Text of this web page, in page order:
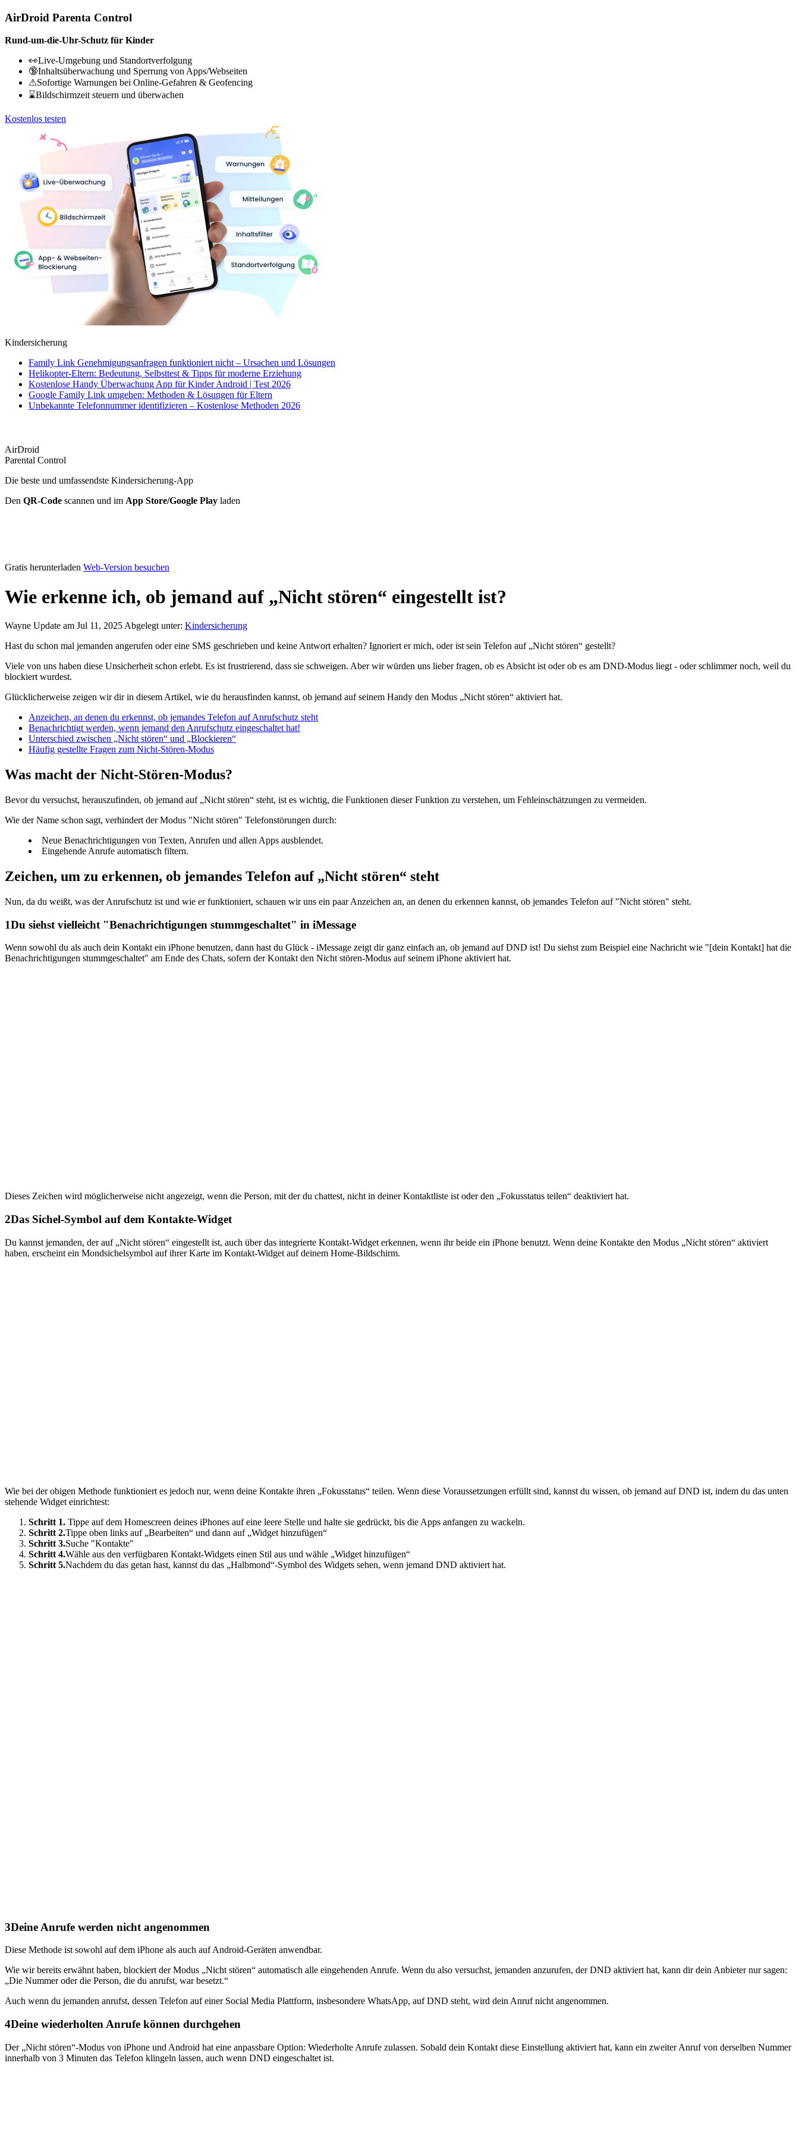
AirDroid Parenta Control
Rund-um-die-Uhr-Schutz für Kinder
👀Live-Umgebung und Standortverfolgung
🔞Inhaltsüberwachung und Sperrung von Apps/Webseiten
⚠Sofortige Warnungen bei Online-Gefahren & Geofencing
⌛Bildschirmzeit steuern und überwachen
Kostenlos testen
Kindersicherung
Family Link Genehmigungsanfragen funktioniert nicht – Ursachen und Lösungen
Helikopter-Eltern: Bedeutung, Selbsttest & Tipps für moderne Erziehung
Kostenlose Handy Überwachung App für Kinder Android | Test 2026
Google Family Link umgehen: Methoden & Lösungen für Eltern
Unbekannte Telefonnummer identifizieren – Kostenlose Methoden 2026
AirDroid
Parental Control
Die beste und umfassendste Kindersicherung-App
Den QR-Code scannen und im App Store/Google Play laden
Gratis herunterladen Web-Version besuchen
Wie erkenne ich, ob jemand auf „Nicht stören“ eingestellt ist?
Wayne Update am Jul 11, 2025 Abgelegt unter: Kindersicherung
Hast du schon mal jemanden angerufen oder eine SMS geschrieben und keine Antwort erhalten? Ignoriert er mich, oder ist sein Telefon auf „Nicht stören“ gestellt?
Viele von uns haben diese Unsicherheit schon erlebt. Es ist frustrierend, dass sie schweigen. Aber wir würden uns lieber fragen, ob es Absicht ist oder ob es am DND-Modus liegt - oder schlimmer noch, weil du
blockiert wurdest.
Glücklicherweise zeigen wir dir in diesem Artikel, wie du herausfinden kannst, ob jemand auf seinem Handy den Modus „Nicht stören“ aktiviert hat.
Anzeichen, an denen du erkennst, ob jemandes Telefon auf Anrufschutz steht
Benachrichtigt werden, wenn jemand den Anrufschutz eingeschaltet hat!
Unterschied zwischen „Nicht stören“ und „Blockieren“
Häufig gestellte Fragen zum Nicht-Stören-Modus
Was macht der Nicht-Stören-Modus?
Bevor du versuchst, herauszufinden, ob jemand auf „Nicht stören“ steht, ist es wichtig, die Funktionen dieser Funktion zu verstehen, um Fehleinschätzungen zu vermeiden.
Wie der Name schon sagt, verhindert der Modus "Nicht stören" Telefonstörungen durch:
Neue Benachrichtigungen von Texten, Anrufen und allen Apps ausblendet.
Eingehende Anrufe automatisch filtern.
Zeichen, um zu erkennen, ob jemandes Telefon auf „Nicht stören“ steht
Nun, da du weißt, was der Anrufschutz ist und wie er funktioniert, schauen wir uns ein paar Anzeichen an, an denen du erkennen kannst, ob jemandes Telefon auf "Nicht stören" steht.
1Du siehst vielleicht "Benachrichtigungen stummgeschaltet" in iMessage
Wenn sowohl du als auch dein Kontakt ein iPhone benutzen, dann hast du Glück - iMessage zeigt dir ganz einfach an, ob jemand auf DND ist! Du siehst zum Beispiel eine Nachricht wie "[dein Kontakt] hat die
Benachrichtigungen stummgeschaltet" am Ende des Chats, sofern der Kontakt den Nicht stören-Modus auf seinem iPhone aktiviert hat.
Dieses Zeichen wird möglicherweise nicht angezeigt, wenn die Person, mit der du chattest, nicht in deiner Kontaktliste ist oder den „Fokusstatus teilen“ deaktiviert hat.
2Das Sichel-Symbol auf dem Kontakte-Widget
Du kannst jemanden, der auf „Nicht stören“ eingestellt ist, auch über das integrierte Kontakt-Widget erkennen, wenn ihr beide ein iPhone benutzt. Wenn deine Kontakte den Modus „Nicht stören“ aktiviert
haben, erscheint ein Mondsichelsymbol auf ihrer Karte im Kontakt-Widget auf deinem Home-Bildschirm.
Wie bei der obigen Methode funktioniert es jedoch nur, wenn deine Kontakte ihren „Fokusstatus“ teilen. Wenn diese Voraussetzungen erfüllt sind, kannst du wissen, ob jemand auf DND ist, indem du das unten
stehende Widget einrichtest:
Schritt 1. Tippe auf dem Homescreen deines iPhones auf eine leere Stelle und halte sie gedrückt, bis die Apps anfangen zu wackeln.
Schritt 2.Tippe oben links auf „Bearbeiten“ und dann auf „Widget hinzufügen“
Schritt 3.Suche "Kontakte"
Schritt 4.Wähle aus den verfügbaren Kontakt-Widgets einen Stil aus und wähle „Widget hinzufügen“
Schritt 5.Nachdem du das getan hast, kannst du das „Halbmond“-Symbol des Widgets sehen, wenn jemand DND aktiviert hat.
3Deine Anrufe werden nicht angenommen
Diese Methode ist sowohl auf dem iPhone als auch auf Android-Geräten anwendbar.
Wie wir bereits erwähnt haben, blockiert der Modus „Nicht stören“ automatisch alle eingehenden Anrufe. Wenn du also versuchst, jemanden anzurufen, der DND aktiviert hat, kann dir dein Anbieter nur sagen:
„Die Nummer oder die Person, die du anrufst, war besetzt.“
Auch wenn du jemanden anrufst, dessen Telefon auf einer Social Media Plattform, insbesondere WhatsApp, auf DND steht, wird dein Anruf nicht angenommen.
4Deine wiederholten Anrufe können durchgehen
Der „Nicht stören“-Modus von iPhone und Android hat eine anpassbare Option: Wiederholte Anrufe zulassen. Sobald dein Kontakt diese Einstellung aktiviert hat, kann ein zweiter Anruf von derselben Nummer
innerhalb von 3 Minuten das Telefon klingeln lassen, auch wenn DND eingeschaltet ist.